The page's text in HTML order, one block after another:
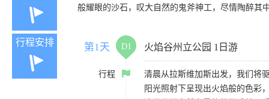
般耀眼的沙石，叹大自然的鬼斧神工，尽情陶醉其
行程安排 第1天 D1 火焰谷州立公园 1日游
行程
清晨从拉斯维加斯出发，我们将
阳光照射下呈现出火焰般的色彩